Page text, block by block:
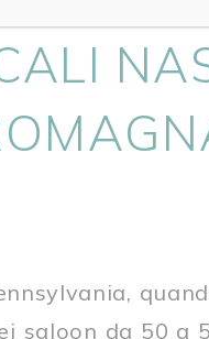
saloon da 50 a